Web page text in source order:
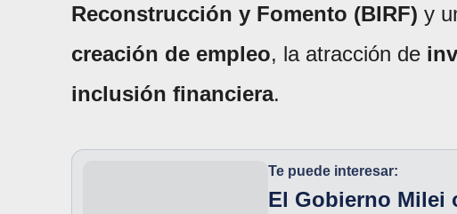
Reconstrucción y Fomento (BIRF) y
creación de empleo, la atracción de
inclusión financiera.
Te puede interesar:
El Gobierno Milei